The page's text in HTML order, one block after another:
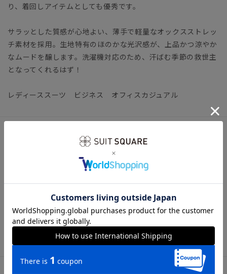
り、着回しアイテムとしても優秀です。
サラッとした質感が心地よい、薄手で軽量なオックスストレッ
チ素材を採用。生地特有のほのかな光沢感が、上品かつ涼やか
なムードを醸します。洗濯機対応のため、汗ばむ季節の救世主
となってくれるはず！
レディーススーツ ビジネス オフィスカジュアル
＊セット着用可（ジャケット、パンツは別売りとなります。）
ジャケット：AT4107J1-YA パンツ：AT4107P1-YA
【仕様】バックファスナー／フレア／裏地
【洗濯表示】ドライクリーニング・家庭洗濯可《洗濯機可（ネ
ット使用・弱水流）》
ウォッシャブル商品のお取扱いについて